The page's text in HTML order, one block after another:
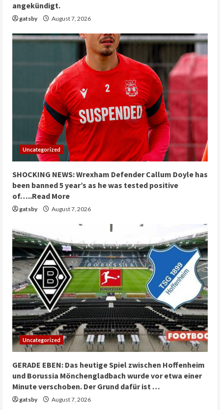
angekündigt.
gatsby August 7, 2026
Uncategorized
SHOCKING NEWS: Wrexham Defender Callum Doyle has
been banned 5 year’s as he was tested positive
of…..Read More
gatsby August 7, 2026
Uncategorized
GERADE EBEN: Das heutige Spiel zwischen Hoffenheim
und Borussia Mönchengladbach wurde vor etwa einer
Minute verschoben. Der Grund dafür ist …
gatsby August 7, 2026